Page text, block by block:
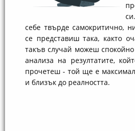
себе твърде самокритично,
се представиш така, както
такъв случай можеш
анализа на резултатите,
прочетеш - той ще е
и близък до реалността.